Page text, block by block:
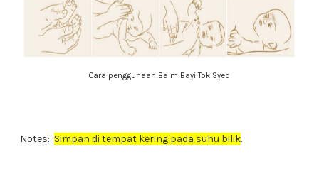
Cara penggunaan Balm Bayi Tok Syed
Notes: Simpan di tempat kering pada suhu bilik.